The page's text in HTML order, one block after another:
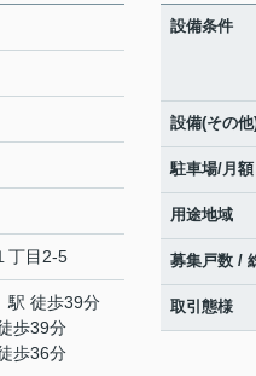
丁目2-5
駅 徒歩39分
歩39分
歩36分
設備条件
設備(その他
駐車場/月額
用途地域
募集戸数 /
取引態様